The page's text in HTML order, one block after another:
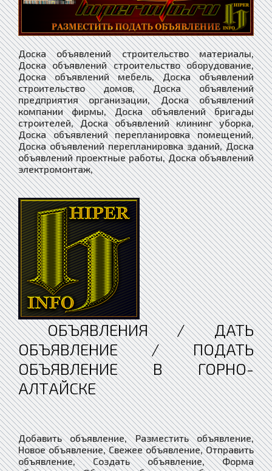
Доска объявлений строительство материалы,
Доска объявлений строительство оборудование,
Доска объявлений мебель, Доска объявлений
строительство домов, Доска объявлений
предприятия организации, Доска объявлений
компании фирмы, Доска объявлений бригады
строителей, Доска объявлений клининг уборка,
Доска объявлений перепланировка помещений,
Доска объявлений перепланировка зданий, Доска
объявлений проектные работы, Доска объявлений
электромонтаж,
ОБЪЯВЛЕНИЯ / ДАТЬ
ОБЪЯВЛЕНИЕ / ПОДАТЬ
ОБЪЯВЛЕНИЕ В ГОРНО-
АЛТАЙСКЕ
Добавить объявление, Разместить объявление,
Новое объявление, Свежее объявление, Отправить
объявление, Создать объявление, Форма